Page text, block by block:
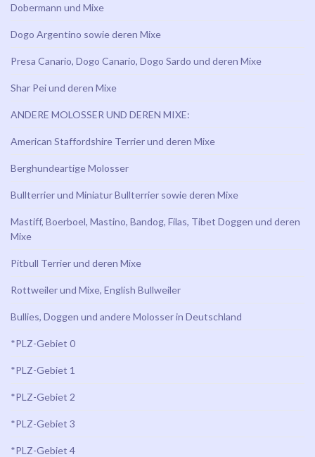
Dobermann und Mixe
Dogo Argentino sowie deren Mixe
Presa Canario, Dogo Canario, Dogo Sardo und deren Mixe
Shar Pei und deren Mixe
ANDERE MOLOSSER UND DEREN MIXE:
American Staffordshire Terrier und deren Mixe
Berghundeartige Molosser
Bullterrier und Miniatur Bullterrier sowie deren Mixe
Mastiff, Boerboel, Mastino, Bandog, Filas, Tibet Doggen und deren
Mixe
Pitbull Terrier und deren Mixe
Rottweiler und Mixe, English Bullweiler
Bullies, Doggen und andere Molosser in Deutschland
*PLZ-Gebiet 0
*PLZ-Gebiet 1
*PLZ-Gebiet 2
*PLZ-Gebiet 3
*PLZ-Gebiet 4